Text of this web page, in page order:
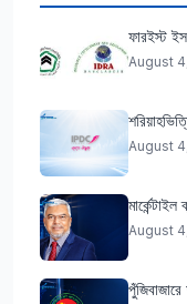
ফারইস্ট
August
August
August